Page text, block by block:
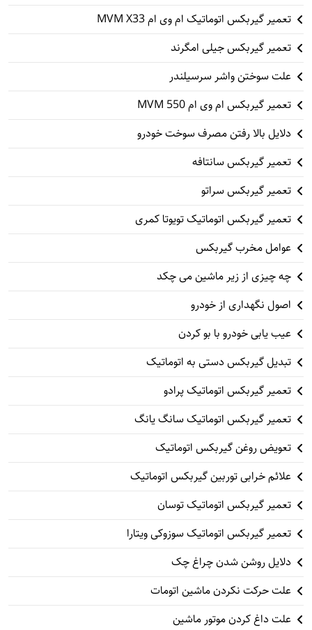
تعمیر گیربکس اتوماتیک ام وی ام MVM X33
تعمیر گیربکس جیلی امگرند
علت سوختن واشر سرسیلندر
تعمیر گیربکس ام وی ام 550 MVM
دلایل بالا رفتن مصرف سوخت خودرو
تعمیر گیربکس سانتافه
تعمیر گیربکس سراتو
تعمیر گیربکس اتوماتیک تویوتا کمری
عوامل مخرب گیربکس
چه چیزی از زیر ماشین می چکد
اصول نگهداری از خودرو
عیب یابی خودرو با بو کردن
تبدیل گیربکس دستی به اتوماتیک
تعمیر گیربکس اتوماتیک پرادو
تعمیر گیربکس اتوماتیک سانگ یانگ
تعویض روغن گیربکس اتوماتیک
علائم خرابی توربین گیربکس اتوماتیک
تعمیر گیربکس اتوماتیک توسان
تعمیر گیربکس اتوماتیک سوزوکی ویتارا
دلایل روشن شدن چراغ چک
علت حرکت نکردن ماشین اتومات
علت داغ کردن موتور ماشین